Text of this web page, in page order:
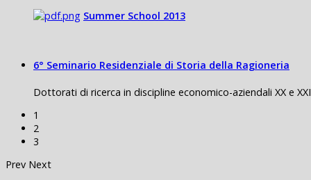
Summer School 2013
6° Seminario Residenziale di Storia della Ragioneria
Dottorati di ricerca in discipline economico-aziendali XX e
1
2
3
Prev Next